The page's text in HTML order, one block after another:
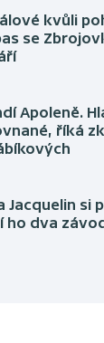
kvůli
se
Apoleně.
říká
Jacquelin si
ho dva